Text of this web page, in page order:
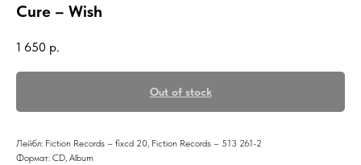
Cure – Wish
1 650 р.
Out of stock
Лейбл: Fiction Records – fixcd 20, Fiction Records – 513 261-2
Формат: CD, Album